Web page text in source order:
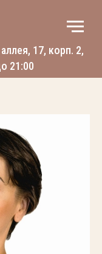
17, корп. 2,
21:00